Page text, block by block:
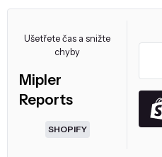
Ušetřete čas a snižte
chyby
Mipler
Reports
SHOPIFY